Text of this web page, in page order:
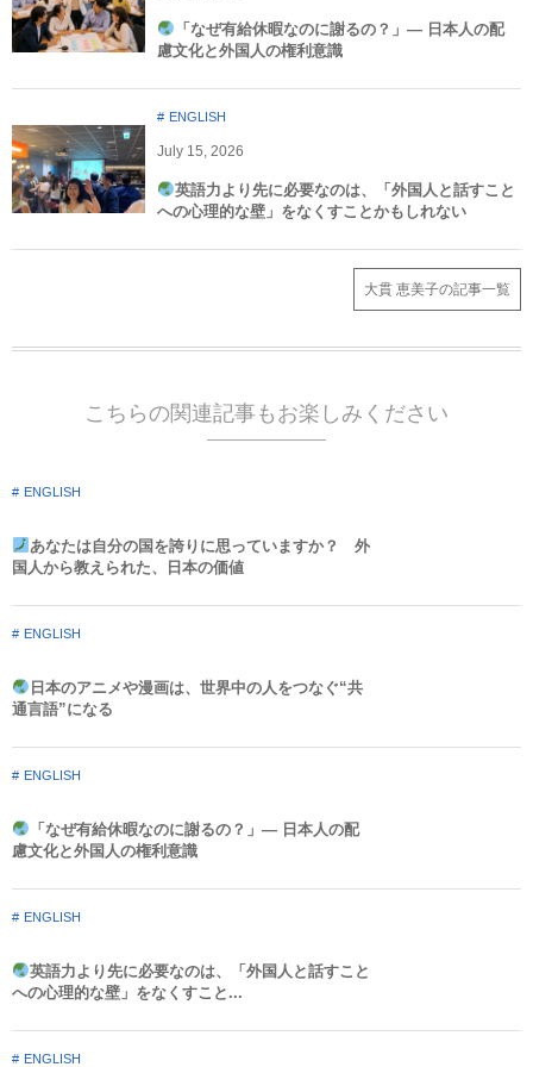
「なぜ有給休暇なのに謝るの？」― 日本人の配
慮文化と外国人の権利意識​
ENGLISH
July 15, 2026
英語力より先に必要なのは、「外国人と話すこと
への心理的な壁」をなくすことかもしれない
大貫 恵美子の記事一覧
こちらの関連記事もお楽しみください
ENGLISH
あなたは自分の国を誇りに思っていますか？ 外
国人から教えられた、日本の価値
ENGLISH
日本のアニメや漫画は、世界中の人をつなぐ“共
通言語”になる
ENGLISH
「なぜ有給休暇なのに謝るの？」― 日本人の配
慮文化と外国人の権利意識​
ENGLISH
英語力より先に必要なのは、「外国人と話すこと
への心理的な壁」をなくすこと...
ENGLISH